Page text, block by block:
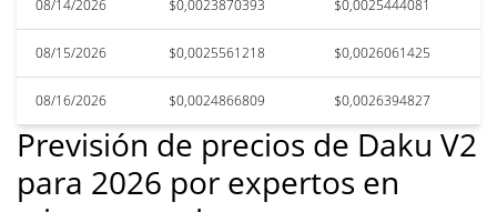
08/14/2026 $0,0023870393 $0,0025444081
08/15/2026 $0,0025561218 $0,0026061425
08/16/2026 $0,0024866809 $0,0026394827
Previsión de precios de Daku V2
para 2026 por expertos en